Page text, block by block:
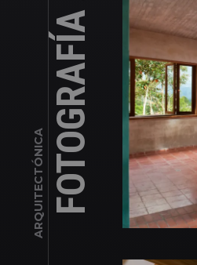
ARQUITECTÓNICA